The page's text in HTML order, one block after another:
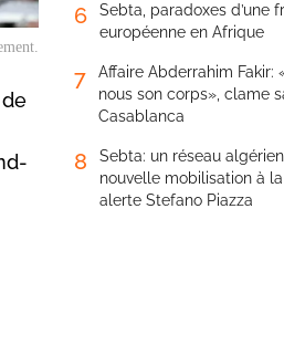
6
Sebta, paradoxes d’une
européenne en Afrique
7
Affaire Abderrahim Fakir:
nous son corps», clame
Casablanca
8
Sebta: un réseau
nouvelle mobilisation à
alerte Stefano Piazza